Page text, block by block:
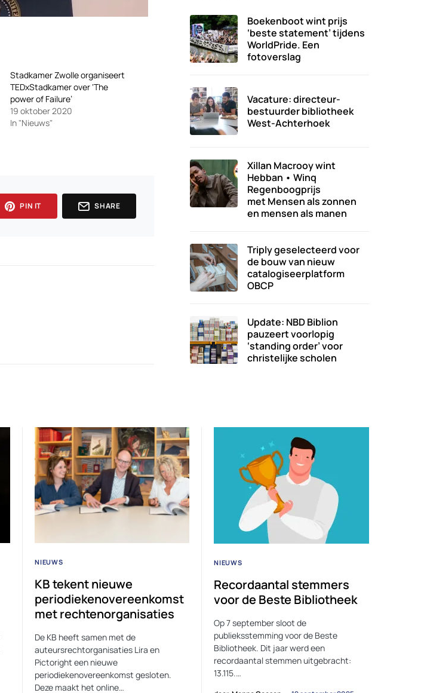
Stadkamer Zwolle organiseert
TEDxStadkamer over ‘The
power of Failure’
19 oktober 2020
In "Nieuws"
PIN IT SHARE
Boekenboot wint prijs
‘beste statement’ tijdens
WorldPride. Een
fotoverslag
Vacature: directeur-
bestuurder bibliotheek
West-Achterhoek
Xillan Macrooy wint
Hebban • Winq
Regenboogprijs
met Mensen als zonnen
en mensen als manen
Triply geselecteerd voor
de bouw van nieuw
catalogiseerplatform
OBCP
Update: NBD Biblion
pauzeert voorlopig
‘standing order’ voor
christelijke scholen
NIEUWS
KB tekent nieuwe
periodiekenovereenkomst
met rechtenorganisaties
De KB heeft samen met de
auteursrechtorganisaties Lira en
Pictoright een nieuwe
periodiekenovereenkomst gesloten.
Deze maakt het online…
NIEUWS
Recordaantal stemmers
voor de Beste Bibliotheek
Op 7 september sloot de
publieksstemming voor de Beste
Bibliotheek. Dit jaar werd een
recordaantal stemmen uitgebracht:
13.115.…